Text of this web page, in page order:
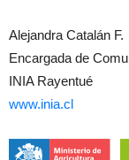
Alejandra Catalán F.
Encargada de
INIA Rayentué
www.inia.cl